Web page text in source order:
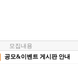
모집내용
공모&이벤트 게시판 안내